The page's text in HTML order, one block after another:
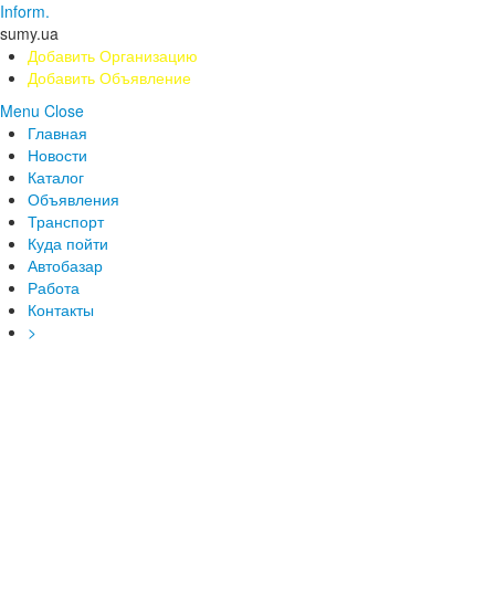
Inform.
sumy.ua
Добавить Организацию
Добавить Объявление
Menu Close
Главная
Новости
Каталог
Объявления
Транспорт
Куда пойти
Автобазар
Работа
Контакты
>